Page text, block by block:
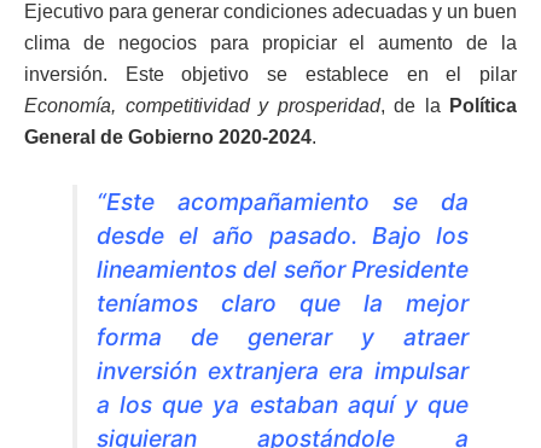
Ejecutivo para generar condiciones adecuadas y un buen
clima de negocios para propiciar el aumento de la
inversión. Este objetivo se establece en el pilar
Economía, competitividad y prosperidad, de la
Política
General de Gobierno 2020-2024.
“Este acompañamiento se da
desde el año pasado. Bajo los
lineamientos del señor Presidente
teníamos claro que la mejor
forma de generar y atraer
inversión extranjera era impulsar
a los que ya estaban aquí y que
siguieran apostándole a